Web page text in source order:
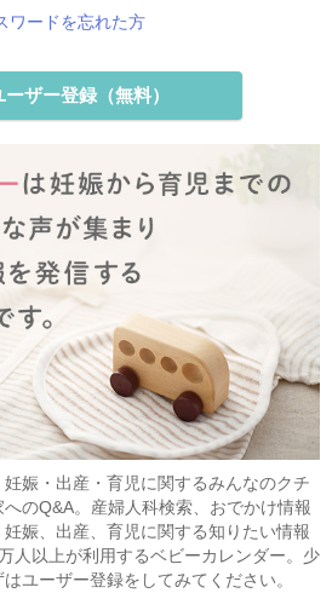
ワードを忘れた方
ーザー登録（無料）
娠・出産・育児に関するみんなのクチ
のQ&A。産婦人科検索、おでかけ情報
娠、出産、育児に関する知りたい情報
人以上が利用するベビーカレンダー。少
ユーザー登録をしてみてください。